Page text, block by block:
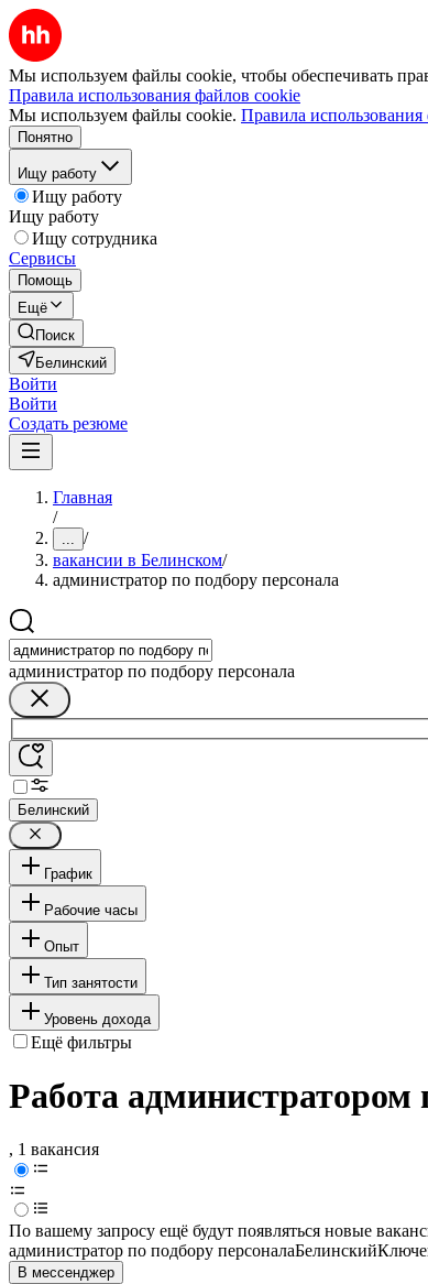
Мы используем файлы cookie, чтобы обеспечивать
Правила использования файлов cookie
Мы используем файлы cookie. Правила
Понятно
Ищу работу
Ищу работу
Ищу работу
Ищу сотрудника
Сервисы
Помощь
Ещё
Поиск
Белинский
Войти
Войти
Создать резюме
Главная
/
... /
вакансии в Белинском/
администратор по подбору персонала
администратор по подбору персонала
Белинский
График
Рабочие часы
Опыт
Тип занятости
Уровень дохода
Ещё фильтры
Работа администратором
, 1 вакансия
По вашему запросу ещё будут появляться новые
администратор по подбору персоналаБелинский
В мессенджер